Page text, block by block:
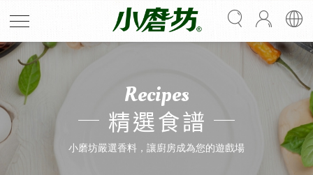
Recipes
精選食譜
小磨坊嚴選香料，讓廚房成為您的遊戲場